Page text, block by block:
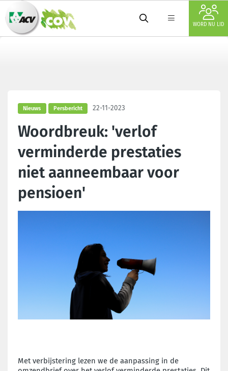
WORD NU LID
Nieuws Persbericht 22-11-2023
Woordbreuk: 'verlof
verminderde prestaties
niet aanneembaar voor
pensioen'
Met verbijstering lezen we de aanpassing in de